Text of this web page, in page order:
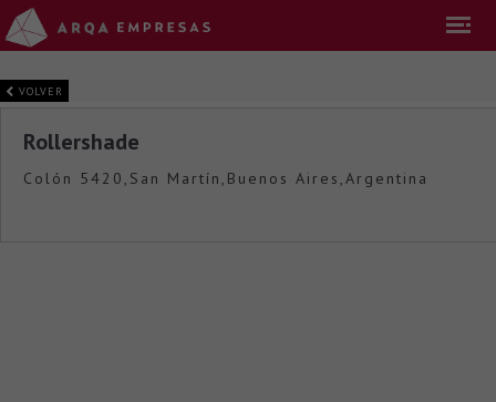
VOLVER
Rollershade
Colón 5420,San Martín,Buenos Aires,Argentina